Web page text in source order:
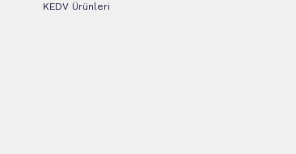
KEDV Ürünleri